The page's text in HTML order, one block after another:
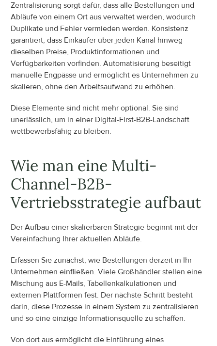
Zentralisierung sorgt dafür, dass alle Bestellungen und
Abläufe von einem Ort aus verwaltet werden, wodurch
Duplikate und Fehler vermieden werden. Konsistenz
garantiert, dass Einkäufer über jeden Kanal hinweg
dieselben Preise, Produktinformationen und
Verfügbarkeiten vorfinden. Automatisierung beseitigt
manuelle Engpässe und ermöglicht es Unternehmen zu
skalieren, ohne den Arbeitsaufwand zu erhöhen.
Diese Elemente sind nicht mehr optional. Sie sind
unerlässlich, um in einer Digital-First-B2B-Landschaft
wettbewerbsfähig zu bleiben.
Wie man eine Multi-
Channel-B2B-
Vertriebsstrategie aufbaut
Der Aufbau einer skalierbaren Strategie beginnt mit der
Vereinfachung Ihrer aktuellen Abläufe.
Erfassen Sie zunächst, wie Bestellungen derzeit in Ihr
Unternehmen einfließen. Viele Großhändler stellen eine
Mischung aus E-Mails, Tabellenkalkulationen und
externen Plattformen fest. Der nächste Schritt besteht
darin, diese Prozesse in einem System zu zentralisieren
und so eine einzige Informationsquelle zu schaffen.
Von dort aus ermöglicht die Einführung eines